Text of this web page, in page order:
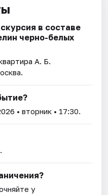
в составе
черно-белых
А. Б.
• вторник • 17:30.
у